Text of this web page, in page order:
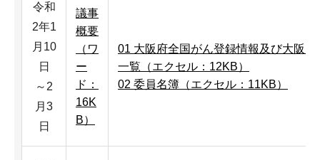
令和
2年1
月10
日
～2
月3
日
議事
概要
（ワ
ー
ド：
16K
B）
01 大阪府全国がん登録情報及び大阪
一覧（エクセル：12KB）
02 委員名簿（エクセル：11KB）